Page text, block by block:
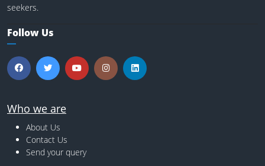
seekers.
Follow Us
Who we are
About Us
Contact Us
Send your query